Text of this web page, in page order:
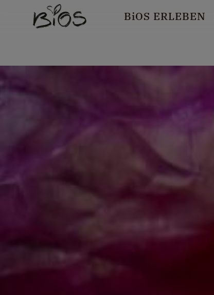
BiOS ERLEBEN